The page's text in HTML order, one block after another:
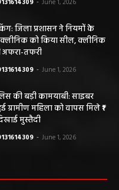
- June 1, 2026
जिला प्रशासन ने नियमों के
को किया सील, क्लीनिक
तफरी
- June 1, 2026
की बड़ी कामयाबी: साइबर
ग्रामीण महिला को वापस मिले ₹1
मुस्तैदी
- June 1, 2026